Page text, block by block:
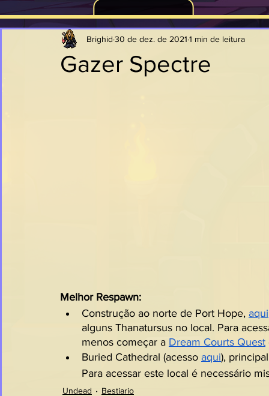
Gazer Spectre
Brighid 30 de dez. de 2021 1 min de leitura
Melhor Respawn:
Construção ao norte de Port Hope, aqui
alguns Thanatursus no local. Para
menos começar a Dream Courts Quest
Buried Cathedral (acesso aqui),
Para acessar este local é necessário
Undead Bestiario